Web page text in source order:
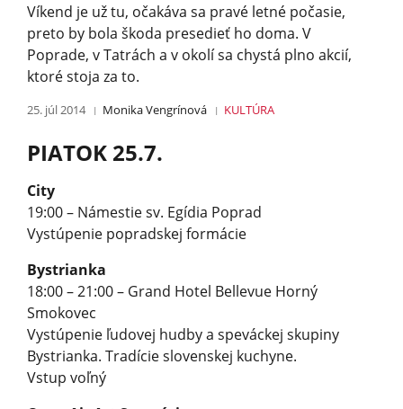
Víkend je už tu, očakáva sa pravé letné počasie,
preto by bola škoda presedieť ho doma. V
Poprade, v Tatrách a v okolí sa chystá plno akcií,
ktoré stoja za to.
25. júl 2014 Monika Vengrínová KULTÚRA
PIATOK 25.7.
City
19:00 – Námestie sv. Egídia Poprad
Vystúpenie popradskej formácie
Bystrianka
18:00 – 21:00 – Grand Hotel Bellevue Horný
Smokovec
Vystúpenie ľudovej hudby a speváckej skupiny
Bystrianka. Tradície slovenskej kuchyne.
Vstup voľný